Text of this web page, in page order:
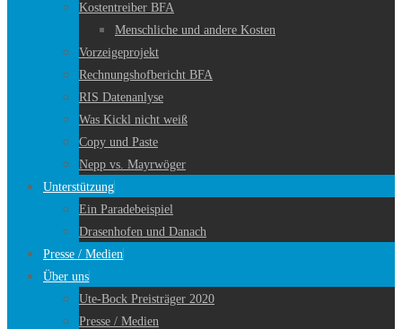
Kostentreiber BFA
Menschliche und andere Kosten
Vorzeigeprojekt
Rechnungshofbericht BFA
RIS Datenanlyse
Was Kickl nicht weiß
Copy und Paste
Nepp vs. Mayrwöger
Unterstützung
Ein Paradebeispiel
Drasenhofen und Danach
Presse / Medien
Über uns
Ute-Bock Preisträger 2020
Presse / Medien